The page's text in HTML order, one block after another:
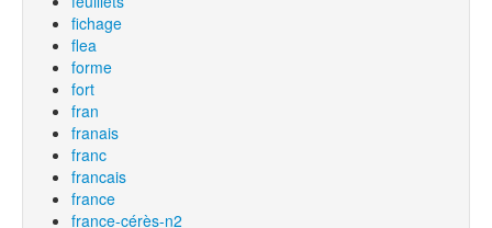
fichage
flea
forme
fort
fran
franais
franc
francais
france
france-cérès-n2